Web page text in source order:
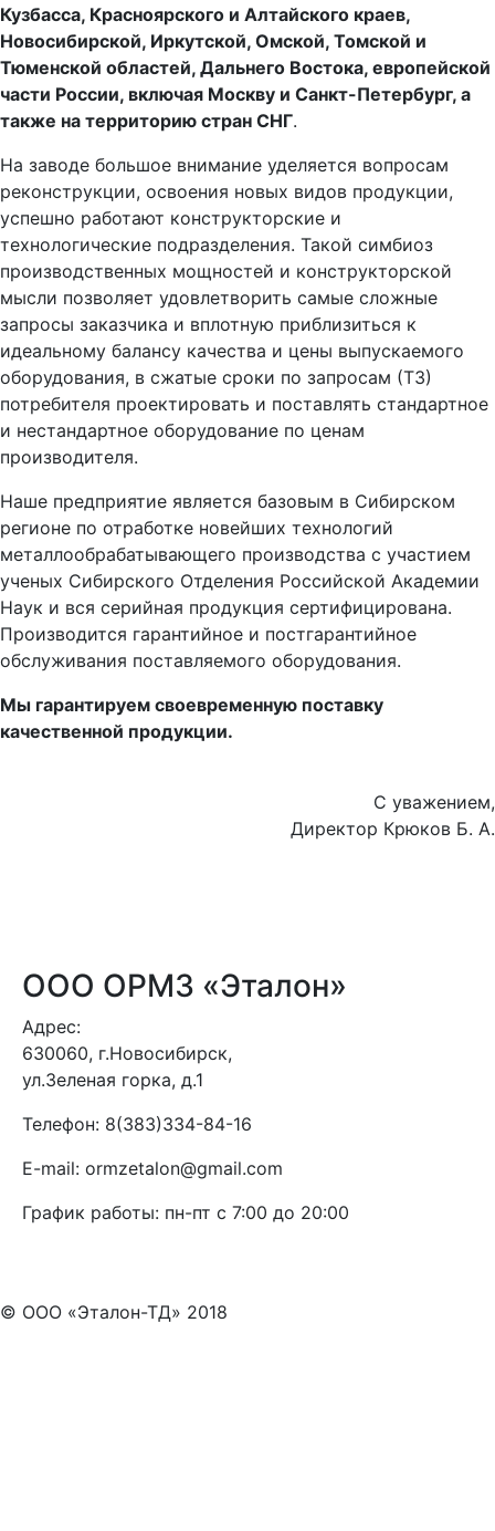
Кузбасса, Красноярского и Алтайского краев,
Новосибирской, Иркутской, Омской, Томской и
Тюменской облаcтей, Дальнего Востока, европейской
части России, включая Москву и Санкт-Петербург, а
также на территорию стран СНГ.
На заводе большое внимание уделяется вопросам
реконструкции, освоения новых видов продукции,
успешно работают конструкторские и
технологические подразделения. Такой симбиоз
производственных мощностей и конструкторской
мысли позволяет удовлетворить самые сложные
запросы заказчика и вплотную приблизиться к
идеальному балансу качества и цены выпускаемого
оборудования, в сжатые сроки по запросам (ТЗ)
потребителя проектировать и поставлять стандартное
и нестандартное оборудование по ценам
производителя.
Наше предприятие является базовым в Сибирском
регионе по отработке новейших технологий
металлообрабатывающего производства с участием
ученых Сибирского Отделения Российской Академии
Наук и вся серийная продукция сертифицирована.
Производится гарантийное и постгарантийное
обслуживания поставляемого оборудования.
Мы гарантируем своевременную поставку
качественной продукции.
С уважением,
Директор Крюков Б. А.
ООО ОРМЗ «Эталон»
Адрес:
630060, г.Новосибирск,
ул.Зеленая горка, д.1
Телефон: 8(383)334-84-16
E-mail: ormzetalon@gmail.com
График работы: пн-пт с 7:00 до 20:00
© ООО «Эталон-ТД» 2018